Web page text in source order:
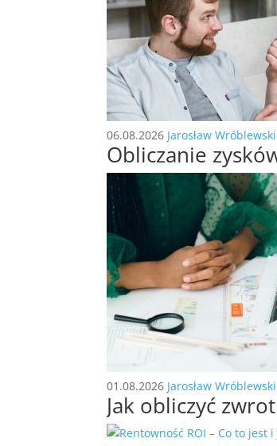
06.08.2026 Jarosław Wróblewski
Obliczanie
01.08.2026 Jarosław Wróblewski
Jak obliczyć